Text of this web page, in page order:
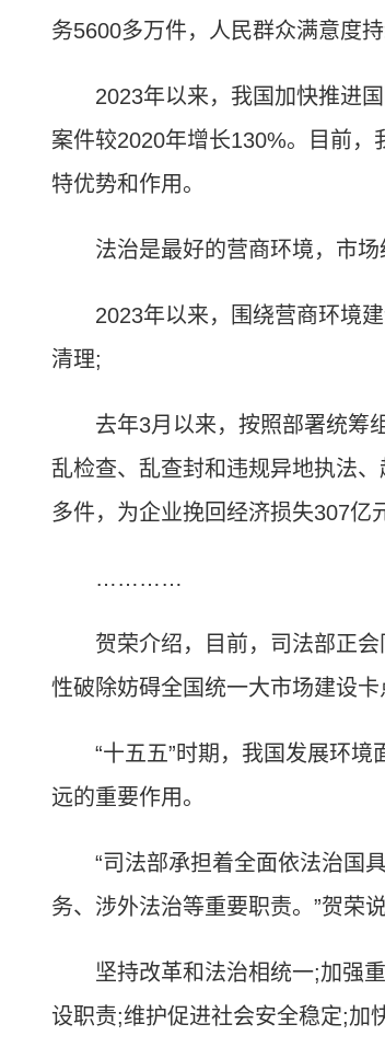
务5600多万件，人民群众满意度持
2023年以来，我国加快推进国
案件较2020年增长130%。目前
特优势和作用。
法治是最好的营商环境，市场
2023年以来，围绕营商环境建
清理;
去年3月以来，按照部署统筹组
乱检查、乱查封和违规异地执法
多件，为企业挽回经济损失307亿
…………
贺荣介绍，目前，司法部正会
性破除妨碍全国统一大市场建设
“十五五”时期，我国发展环境
远的重要作用。
“司法部承担着全面依法治国具
务、涉外法治等重要职责。”贺荣说
坚持改革和法治相统一;加强重
设职责;维护促进社会安全稳定;加